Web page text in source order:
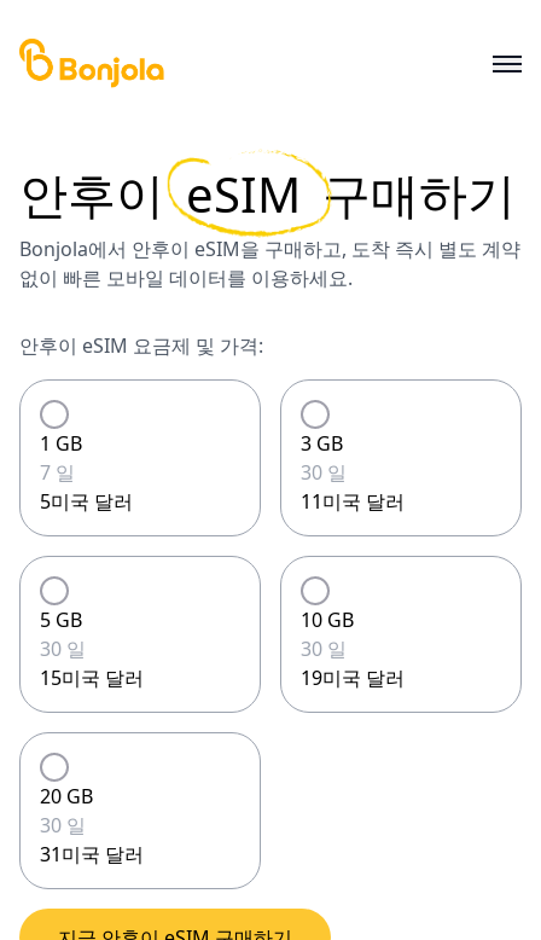
안후이 eSIM 구매하기
Bonjola에서 안후이 eSIM을 구매하고, 도착 즉시 별도 계약
없이 빠른 모바일 데이터를 이용하세요.
안후이 eSIM 요금제 및 가격:
1 GB
7 일
5미국 달러
3 GB
30 일
11미국 달러
5 GB
30 일
15미국 달러
10 GB
30 일
19미국 달러
20 GB
30 일
31미국 달러